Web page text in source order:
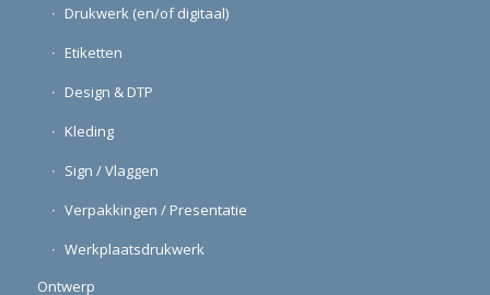
Drukwerk (en/of digitaal)
Etiketten
Design & DTP
Kleding
Sign / Vlaggen
Verpakkingen / Presentatie
Werkplaatsdrukwerk
Ontwerp